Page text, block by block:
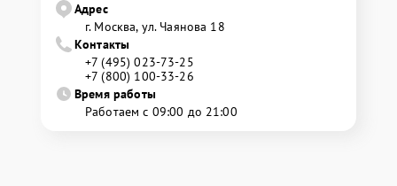
Адрес
г. Москва, ул. Чаянова 18
Контакты
+7 (495) 023-73-25
+7 (800) 100-33-26
Время работы
Работаем с 09:00 до 21:00